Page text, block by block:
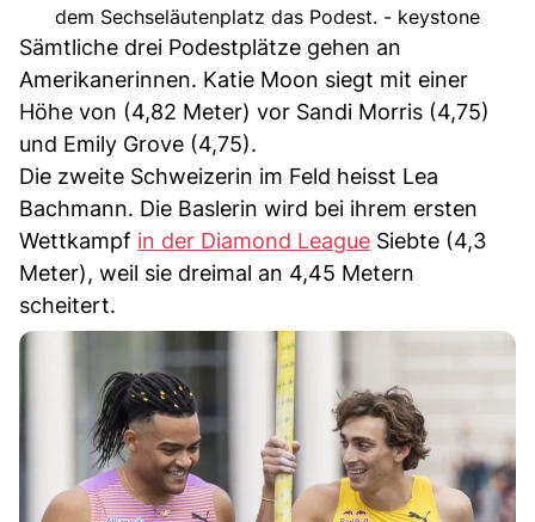
dem Sechseläutenplatz das Podest. - keystone
Sämtliche drei Podestplätze gehen an
Amerikanerinnen. Katie Moon siegt mit einer
Höhe von (4,82 Meter) vor Sandi Morris (4,75)
und Emily Grove (4,75).
Die zweite Schweizerin im Feld heisst Lea
Bachmann. Die Baslerin wird bei ihrem ersten
Wettkampf in der Diamond League Siebte (4,3
Meter), weil sie dreimal an 4,45 Metern
scheitert.